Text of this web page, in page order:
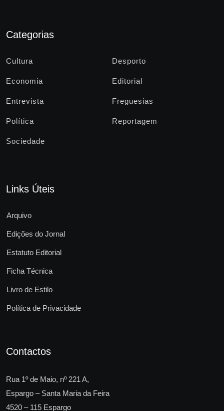
Categorias
Cultura Desporto
Economia Editorial
Entrevista Freguesias
Política Reportagem
Sociedade
Links Úteis
Arquivo
Edições do Jornal
Estatuto Editorial
Ficha Técnica
Livro de Estilo
Política de Privacidade
Contactos
Rua 1º de Maio, nº 221 A,
Espargo – Santa Maria da Feira
4520 – 115 Espargo